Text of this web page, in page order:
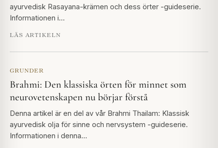
ayurvedisk Rasayana-krämen och dess örter -guideserie.
Informationen i…
LÄS ARTIKELN
GRUNDER
Brahmi: Den klassiska örten för minnet som
neurovetenskapen nu börjar förstå
Denna artikel är en del av vår Brahmi Thailam: Klassisk
ayurvedisk olja för sinne och nervsystem -guideserie.
Informationen i denna…